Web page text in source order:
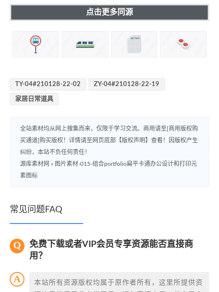
点击更多同源
TY-04#210128-22-02 ZY-04#210128-22-19
家居日常道具
全站素材均从网上搜集而来，仅限于学习交流。商用请至[商用版权购
买通道]购买版权！详情请至网页底部【版权声明】查看！因版权产生
纠纷，本站不负任何责任！
源库素材网 » 图片素材-015-组合portfolio扁平卡通办公设计和打印元
素图标
常见问题FAQ
免费下载或者VIP会员专享资源能否直接商
用？
本站所有资源版权均属于原作者所有，这里所提供资